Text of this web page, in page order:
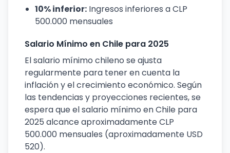
10% inferior: Ingresos inferiores a CLP
500.000 mensuales
Salario Mínimo en Chile para 2025
El salario mínimo chileno se ajusta
regularmente para tener en cuenta la
inflación y el crecimiento económico. Según
las tendencias y proyecciones recientes, se
espera que el salario mínimo en Chile para
2025 alcance aproximadamente CLP
500.000 mensuales (aproximadamente USD
520).